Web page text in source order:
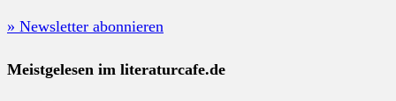
» Newsletter abonnieren
Meistgelesen im literaturcafe.de